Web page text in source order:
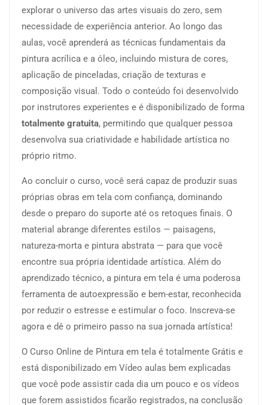
explorar o universo das artes visuais do zero, sem
necessidade de experiência anterior. Ao longo das
aulas, você aprenderá as técnicas fundamentais da
pintura acrílica e a óleo, incluindo mistura de cores,
aplicação de pinceladas, criação de texturas e
composição visual. Todo o conteúdo foi desenvolvido
por instrutores experientes e é disponibilizado de forma
totalmente gratuita, permitindo que qualquer pessoa
desenvolva sua criatividade e habilidade artística no
próprio ritmo.
Ao concluir o curso, você será capaz de produzir suas
próprias obras em tela com confiança, dominando
desde o preparo do suporte até os retoques finais. O
material abrange diferentes estilos — paisagens,
natureza-morta e pintura abstrata — para que você
encontre sua própria identidade artística. Além do
aprendizado técnico, a pintura em tela é uma poderosa
ferramenta de autoexpressão e bem-estar, reconhecida
por reduzir o estresse e estimular o foco. Inscreva-se
agora e dê o primeiro passo na sua jornada artística!
O Curso Online de Pintura em tela é totalmente Grátis e
está disponibilizado em Vídeo aulas bem explicadas
que você pode assistir cada dia um pouco e os vídeos
que forem assistidos ficarão registrados, na conclusão